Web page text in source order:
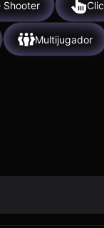
Shooter Clic
Multijugador